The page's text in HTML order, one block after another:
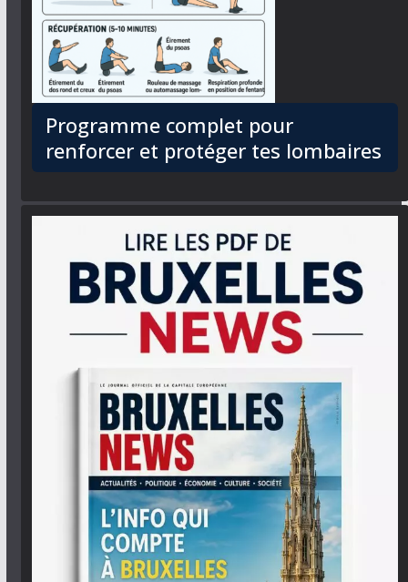
Programme complet pour
renforcer et protéger tes lombaires